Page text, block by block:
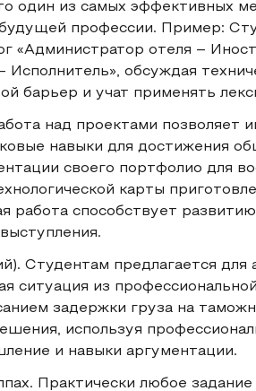
один из самых эффективных
профессии. Пример:
«Администратор отеля –
Исполнитель», обсуждая
барьер и учат применять
над проектами позволяет
навыки для достижения
своего портфолио для
карты
работа способствует
Студентам предлагается для
ситуация из
задержки груза на
используя
и навыки аргументации.
Практически любое